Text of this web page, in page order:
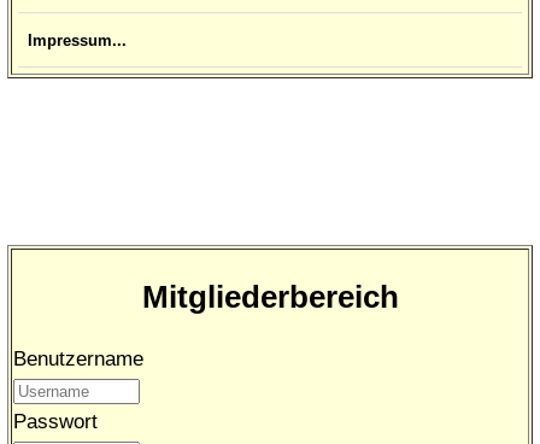
Impressum...
Mitgliederbereich
Benutzername
Passwort